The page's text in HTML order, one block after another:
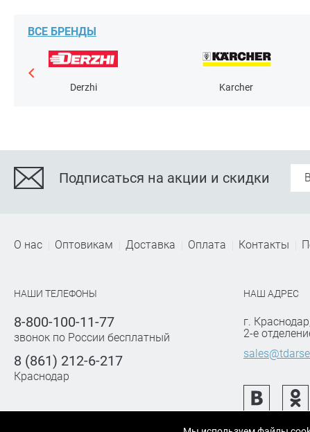
ВСЕ БРЕНДЫ
Derzhi Karcher
Подписаться на акции и скидки
О нас Оптовикам Доставка Оплата Контакты
НАШИ ТЕЛЕФОНЫ
8-800-100-11-77
звонок по России бесплатный
8 (861) 212-6-217
Краснодар
НАШ АДРЕС
г. Краснодар
2-е